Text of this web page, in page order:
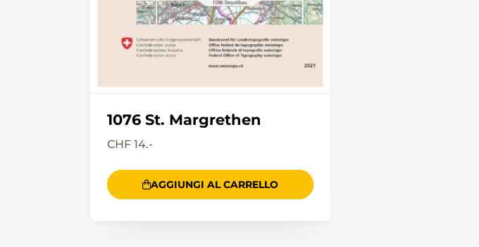
1076 St. Margrethen
CHF 14.-
AGGIUNGI AL CARRELLO